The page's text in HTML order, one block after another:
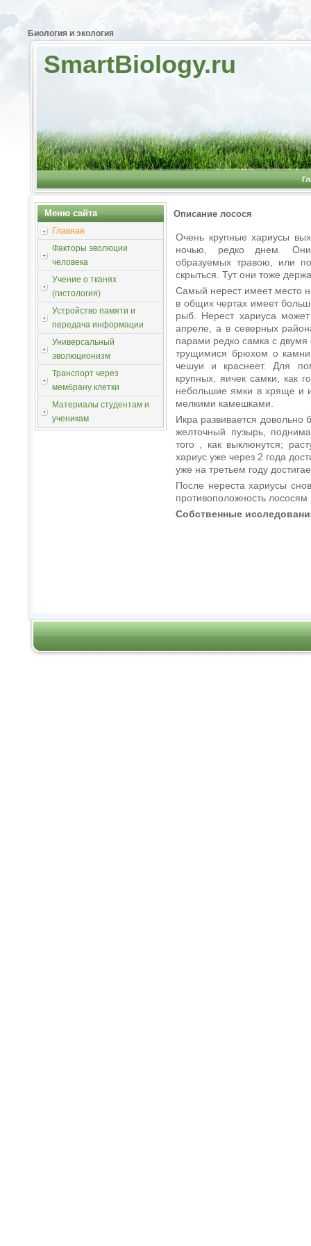
Биология и экология
SmartBiology.ru
Меню сайта
Главная
Факторы эволюции
человека
Учение о тканях
(гистология)
Устройство памяти и
передача информации
Универсальный
эволюционизм
Транспорт через
мембрану клетки
Материалы студентам и
ученикам
Описание лосося
Очень крупные хариусы
ночью, редко днем. Они
образуемых травою, или
скрыться. Тут они тоже
Самый нерест имеет место
в общих чертах имеет
рыб. Нерест хариуса
апреле, а в северных
парами редко самка с
трущимися брюхом о
чешуи и краснеет. Для
крупных, яичек самки, как
небольшие ямки в хряще и
мелкими камешками.
Икра развивается
желточный пузырь,
того , как выклюнутся;
хариус уже через 2 года
уже на третьем году
После нереста хариусы
противоположность
Собственные